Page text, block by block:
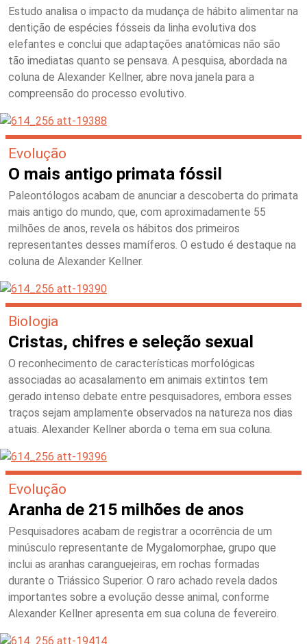
Estudo analisa o impacto da mudança de hábito alimentar na
dentição de espécies fósseis da linha evolutiva dos
elefantes e conclui que adaptações anatômicas não são
tão imediatas quanto se pensava. A pesquisa, abordada na
coluna de Alexander Kellner, abre nova janela para a
compreensão do processo evolutivo.
Evolução
O mais antigo primata fóssil
Paleontólogos acabam de anunciar a descoberta do primata
mais antigo do mundo, que, com aproximadamente 55
milhões de anos, revela os hábitos dos primeiros
representantes desses mamíferos. O estudo é destaque na
coluna de Alexander Kellner.
Biologia
Cristas, chifres e seleção sexual
O reconhecimento de características morfológicas
associadas ao acasalamento em animais extintos tem
gerado intenso debate entre pesquisadores, embora esses
traços sejam amplamente observados na natureza nos dias
atuais. Alexander Kellner aborda o tema em sua coluna.
Evolução
Aranha de 215 milhões de anos
Pesquisadores acabam de registrar a ocorrência de um
minúsculo representante de Mygalomorphae, grupo que
inclui as aranhas caranguejeiras, em rochas formadas
durante o Triássico Superior. O raro achado revela dados
importantes sobre a evolução desse animal, conforme
Alexander Kellner apresenta em sua coluna de fevereiro.